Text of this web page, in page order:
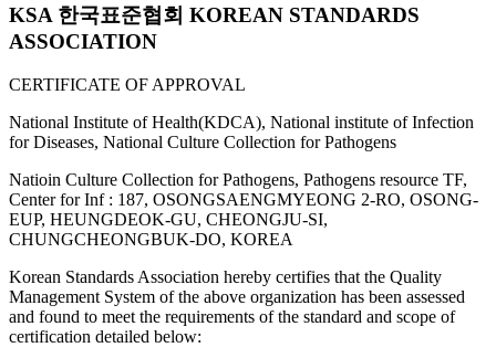
KSA 한국표준협회 KOREAN STANDARDS
ASSOCIATION
CERTIFICATE OF APPROVAL
National Institute of Health(KDCA), National institute of Infection
for Diseases, National Culture Collection for Pathogens
Natioin Culture Collection for Pathogens, Pathogens resource TF,
Center for Inf : 187, OSONGSAENGMYEONG 2-RO, OSONG-
EUP, HEUNGDEOK-GU, CHEONGJU-SI,
CHUNGCHEONGBUK-DO, KOREA
Korean Standards Association hereby certifies that the Quality
Management System of the above organization has been assessed
and found to meet the requirements of the standard and scope of
certification detailed below: